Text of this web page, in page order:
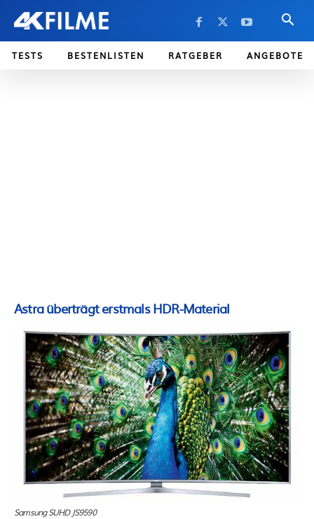
TESTS BESTENLISTEN RATGEBER ANGEBOTE
Astra überträgt erstmals HDR-Material
Samsung SUHD JS9590